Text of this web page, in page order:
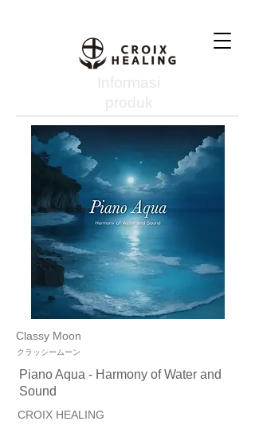
Informasi
produk
Classy Moon
クラッシームーン
Piano Aqua - Harmony of Water and
Sound
CROIX HEALING